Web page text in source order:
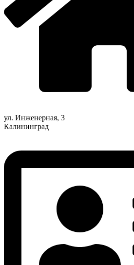
ул. Инженерная, 3
Калининград